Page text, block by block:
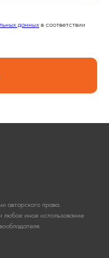
данных в соответствии
авторского права.
любое иное использование